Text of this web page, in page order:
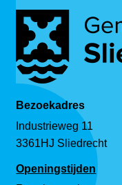
Bezoekadres
Industrieweg 11
3361HJ Sliedrecht
Openingstijden